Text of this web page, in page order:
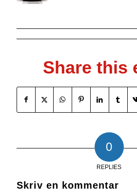
Share this
0
REPLIES
Skriv en kommentar